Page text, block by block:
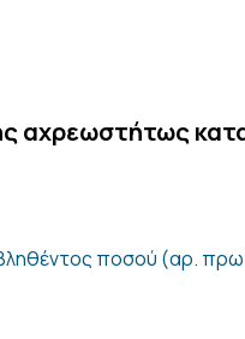
αχρεωστήτως
ποσού (αρ.